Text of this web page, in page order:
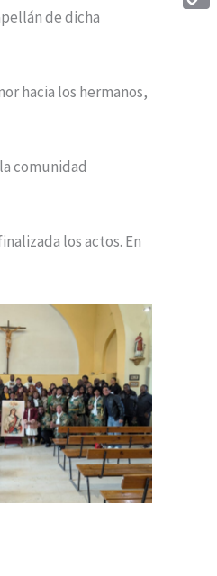
de dicha
hacia los hermanos,
comunidad
los actos. En